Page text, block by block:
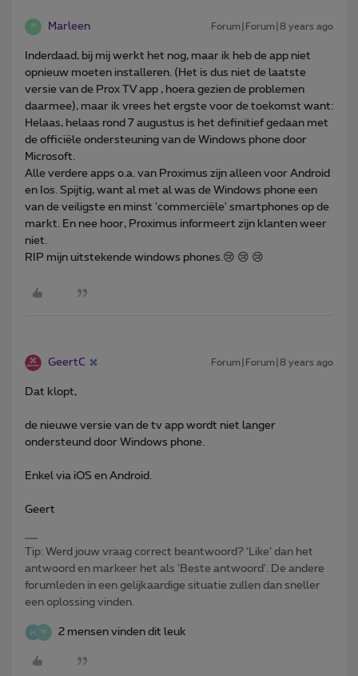
M Marleen Forum|Forum|8 years ago
Inderdaad, bij mij werkt het nog, maar ik heb de app niet
opnieuw moeten installeren. (Het is dus niet de laatste
versie van de Prox TV app , hoera gezien de problemen
daarmee), maar ik vrees het ergste voor de toekomst want:
Helaas, helaas rond 7 augustus is het definitief gedaan met
de officiële ondersteuning van de Windows phone door
Microsoft.
Alle verdere apps o.a. van Proximus zijn alleen voor Android
en Ios. Spijtig, want al met al was de Windows phone een
van de veiligste en minst 'commerciële' smartphones op de
markt. En nee hoor, Proximus informeert zijn klanten weer
niet.
RIP mijn uitstekende windows phones.😢 😢 😢
GeertC Forum|Forum|8 years ago
Dat klopt,
de nieuwe versie van de tv app wordt niet langer
ondersteund door Windows phone.
Enkel via iOS en Android.
Geert
Tip: Werd jouw vraag correct beantwoord? ‘Like’ dan het
antwoord en markeer het als 'Beste antwoord'. De andere
forumleden in een gelijkaardige situatie zullen dan sneller
een oplossing vinden.
W 2 mensen vinden dit leuk